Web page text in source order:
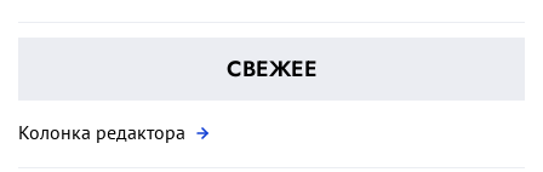
СВЕЖЕЕ
Колонка редактора